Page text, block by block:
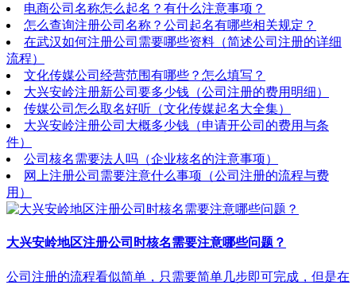
电商公司名称怎么起名？有什么注意事项？
怎么查询注册公司名称？公司起名有哪些相关规定？
在武汉如何注册公司需要哪些资料（简述公司注册的详细
流程）
文化传媒公司经营范围有哪些？怎么填写？
大兴安岭注册新公司要多少钱（公司注册的费用明细）
传媒公司怎么取名好听（文化传媒起名大全集）
大兴安岭注册公司大概多少钱（申请开公司的费用与条
件）
公司核名需要法人吗（企业核名的注意事项）
网上注册公司需要注意什么事项（公司注册的流程与费
用）
大兴安岭地区注册公司时核名需要注意哪些问题？
公司注册的流程看似简单，只需要简单几步即可完成，但是在